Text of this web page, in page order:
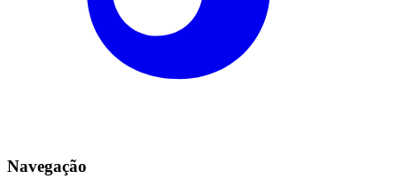
Navegação